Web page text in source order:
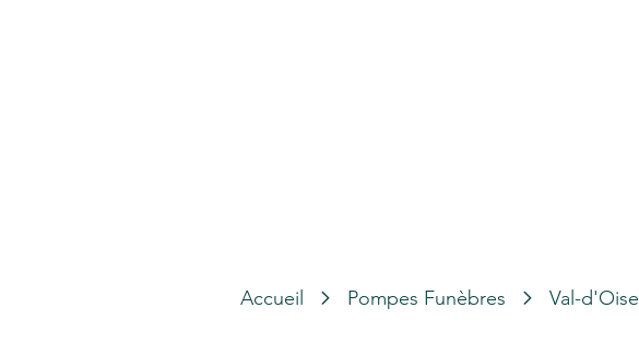
Accueil Pompes Funèbres Val-d'Oise